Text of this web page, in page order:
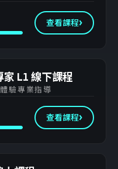
訓練
專家
教練認證
家（線上）
查看課程
家 L1 線下課程
驗專業指導
查看課程